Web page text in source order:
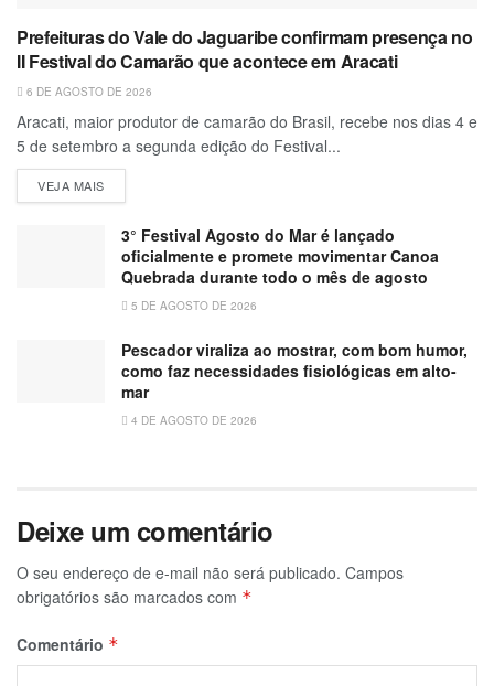
Prefeituras do Vale do Jaguaribe confirmam presença no
II Festival do Camarão que acontece em Aracati
6 DE AGOSTO DE 2026
Aracati, maior produtor de camarão do Brasil, recebe nos dias 4 e
5 de setembro a segunda edição do Festival...
VEJA MAIS
3° Festival Agosto do Mar é lançado
oficialmente e promete movimentar Canoa
Quebrada durante todo o mês de agosto
5 DE AGOSTO DE 2026
Pescador viraliza ao mostrar, com bom humor,
como faz necessidades fisiológicas em alto-
mar
4 DE AGOSTO DE 2026
Deixe um comentário
O seu endereço de e-mail não será publicado. Campos
obrigatórios são marcados com *
Comentário *